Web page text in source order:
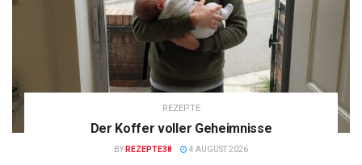
REZEPTE
Der Koffer voller Geheimnisse
BY REZEPTE38 4 AUGUST 2026